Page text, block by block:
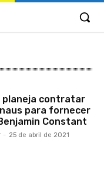
planeja contratar
para fornecer
Constant
- 25 de abril de 2021